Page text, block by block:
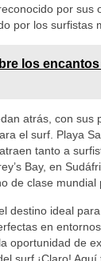
por sus
por los surfistas
los
atrás, con sus
el surf. Playa
tanto a
Bay, en
de clase mundial
destino ideal
en
oportunidad de